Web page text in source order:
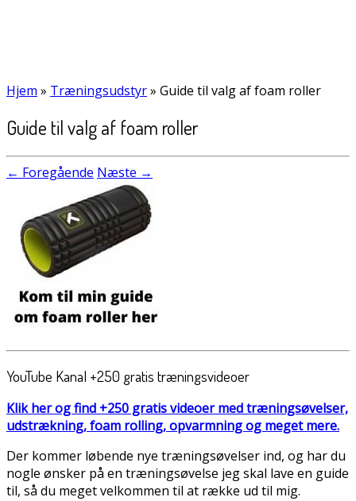
Hjem » Træningsudstyr» Guide til valg af foam roller
Guide til valg af foam roller
← Foregående Næste →
YouTube Kanal +250 gratis træningsvideoer
Klik her og find +250 gratis videoer med træningsøvelser,
udstrækning, foam rolling, opvarmning og meget mere.
Der kommer løbende nye træningsøvelser ind, og har du
nogle ønsker på en træningsøvelse jeg skal lave en guide
til, så du meget velkommen til at række ud til mig.